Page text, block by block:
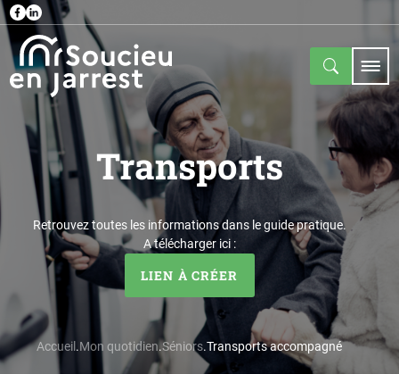
Transports
Retrouvez toutes les informations dans le guide pratique.
A télécharger ici :
LIEN À CRÉER
Accueil Mon quotidien Séniors Transports accompagné